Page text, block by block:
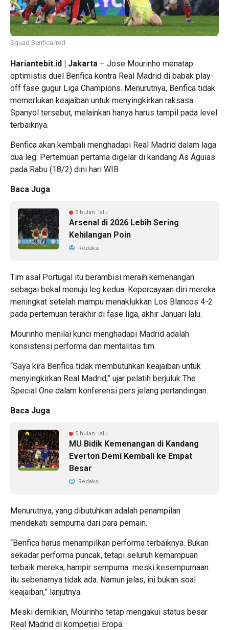
Squad Benfica/red
Hariantebit.id | Jakarta – Jose Mourinho menatap
optimistis duel Benfica kontra Real Madrid di babak play-
off fase gugur Liga Champions. Menurutnya, Benfica tidak
memerlukan keajaiban untuk menyingkirkan raksasa
Spanyol tersebut, melainkan hanya harus tampil pada level
terbaiknya.
Benfica akan kembali menghadapi Real Madrid dalam laga
dua leg. Pertemuan pertama digelar di kandang As Águias
pada Rabu (18/2) dini hari WIB.
Baca Juga
5 bulan lalu
Arsenal di 2026 Lebih Sering
Kehilangan Poin
Redaksi
Tim asal Portugal itu berambisi meraih kemenangan
sebagai bekal menuju leg kedua. Kepercayaan diri mereka
meningkat setelah mampu menaklukkan Los Blancos 4-2
pada pertemuan terakhir di fase liga, akhir Januari lalu.
Mourinho menilai kunci menghadapi Madrid adalah
konsistensi performa dan mentalitas tim.
“Saya kira Benfica tidak membutuhkan keajaiban untuk
menyingkirkan Real Madrid,” ujar pelatih berjuluk The
Special One dalam konferensi pers jelang pertandingan.
Baca Juga
5 bulan lalu
MU Bidik Kemenangan di Kandang
Everton Demi Kembali ke Empat
Besar
Redaksi
Menurutnya, yang dibutuhkan adalah penampilan
mendekati sempurna dari para pemain.
“Benfica harus menampilkan performa terbaiknya. Bukan
sekadar performa puncak, tetapi seluruh kemampuan
terbaik mereka, hampir sempurna meski kesempurnaan
itu sebenarnya tidak ada. Namun jelas, ini bukan soal
keajaiban,” lanjutnya.
Meski demikian, Mourinho tetap mengakui status besar
Real Madrid di kompetisi Eropa.